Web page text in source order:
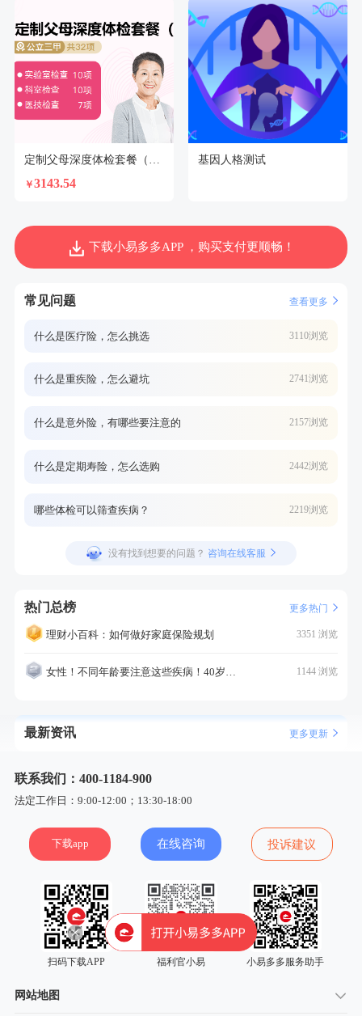
￥3143.54
基因人格测试
下载小易多多APP ，购买支付更顺畅！
常见问题 查看更多
什么是医疗险，怎么挑选 3110浏览
什么是重疾险，怎么避坑 2741浏览
什么是意外险，有哪些要注意的 2157浏览
什么是定期寿险，怎么选购 2442浏览
哪些体检可以筛查疾病？ 2219浏览
没有找到想要的问题？ 咨询在线客服
热门总榜 更多热门
理财小百科：如何做好家庭保险规划 3351 浏览
女性！不同年龄要注意这些疾病！40岁的这个疾病最需要注意！ 1144 浏览
最新资讯 更多更新
联系我们：400-1184-900
法定工作日：9:00-12:00；13:30-18:00
下载app 在线咨询 投诉建议
扫码下载APP 福利官小易 小易多多服务助手
网站地图